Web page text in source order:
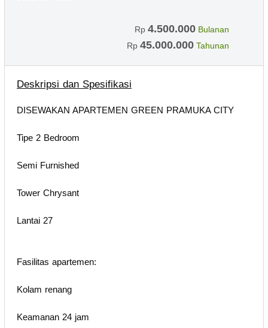
Rp 4.500.000 Bulanan
Rp 45.000.000 Tahunan
Deskripsi dan Spesifikasi
DISEWAKAN APARTEMEN GREEN PRAMUKA CITY
Tipe 2 Bedroom
Semi Furnished
Tower Chrysant
Lantai 27
Fasilitas apartemen:
Kolam renang
Keamanan 24 jam